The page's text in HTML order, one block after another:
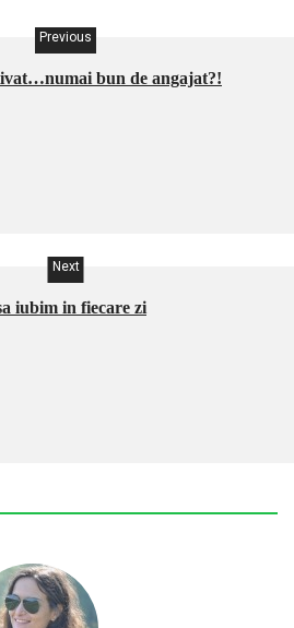
Previous
bun de angajat?!
Next
iubim in fiecare zi